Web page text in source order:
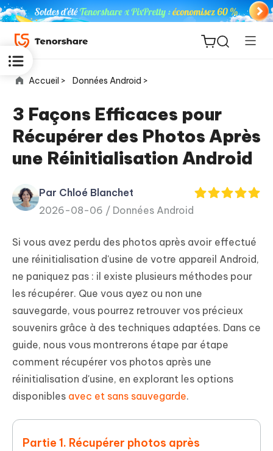
ReiBoot
for iOS
PDNob
PDF
New
iAnyGo
Accueil > Données Android >
3 Façons Efficaces pour
Récupérer des Photos Après
une Réinitialisation Android
Par Chloé Blanchet
2026-08-06 / Données Android
Si vous avez perdu des photos après avoir effectué
une réinitialisation d'usine de votre appareil Android,
ne paniquez pas : il existe plusieurs méthodes pour
les récupérer. Que vous ayez ou non une
sauvegarde, vous pourrez retrouver vos précieux
souvenirs grâce à des techniques adaptées. Dans ce
guide, nous vous montrerons étape par étape
comment récupérer vos photos après une
réinitialisation d'usine, en explorant les options
disponibles avec et sans sauvegarde.
Partie 1. Récupérer photos après